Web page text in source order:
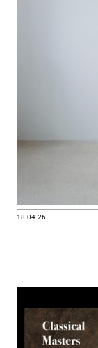
18.04.26